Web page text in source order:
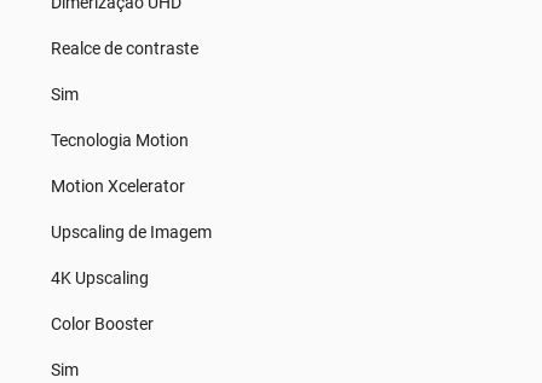
Realce de contraste
Sim
Tecnologia Motion
Motion Xcelerator
Upscaling de Imagem
4K Upscaling
Color Booster
Sim